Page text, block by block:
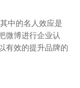
中的名人效应是
微博进行企业认
有效的提升品牌的